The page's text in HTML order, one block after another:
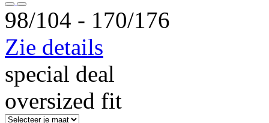
98/104 ‐ 170/176
Zie details
special deal
oversized fit